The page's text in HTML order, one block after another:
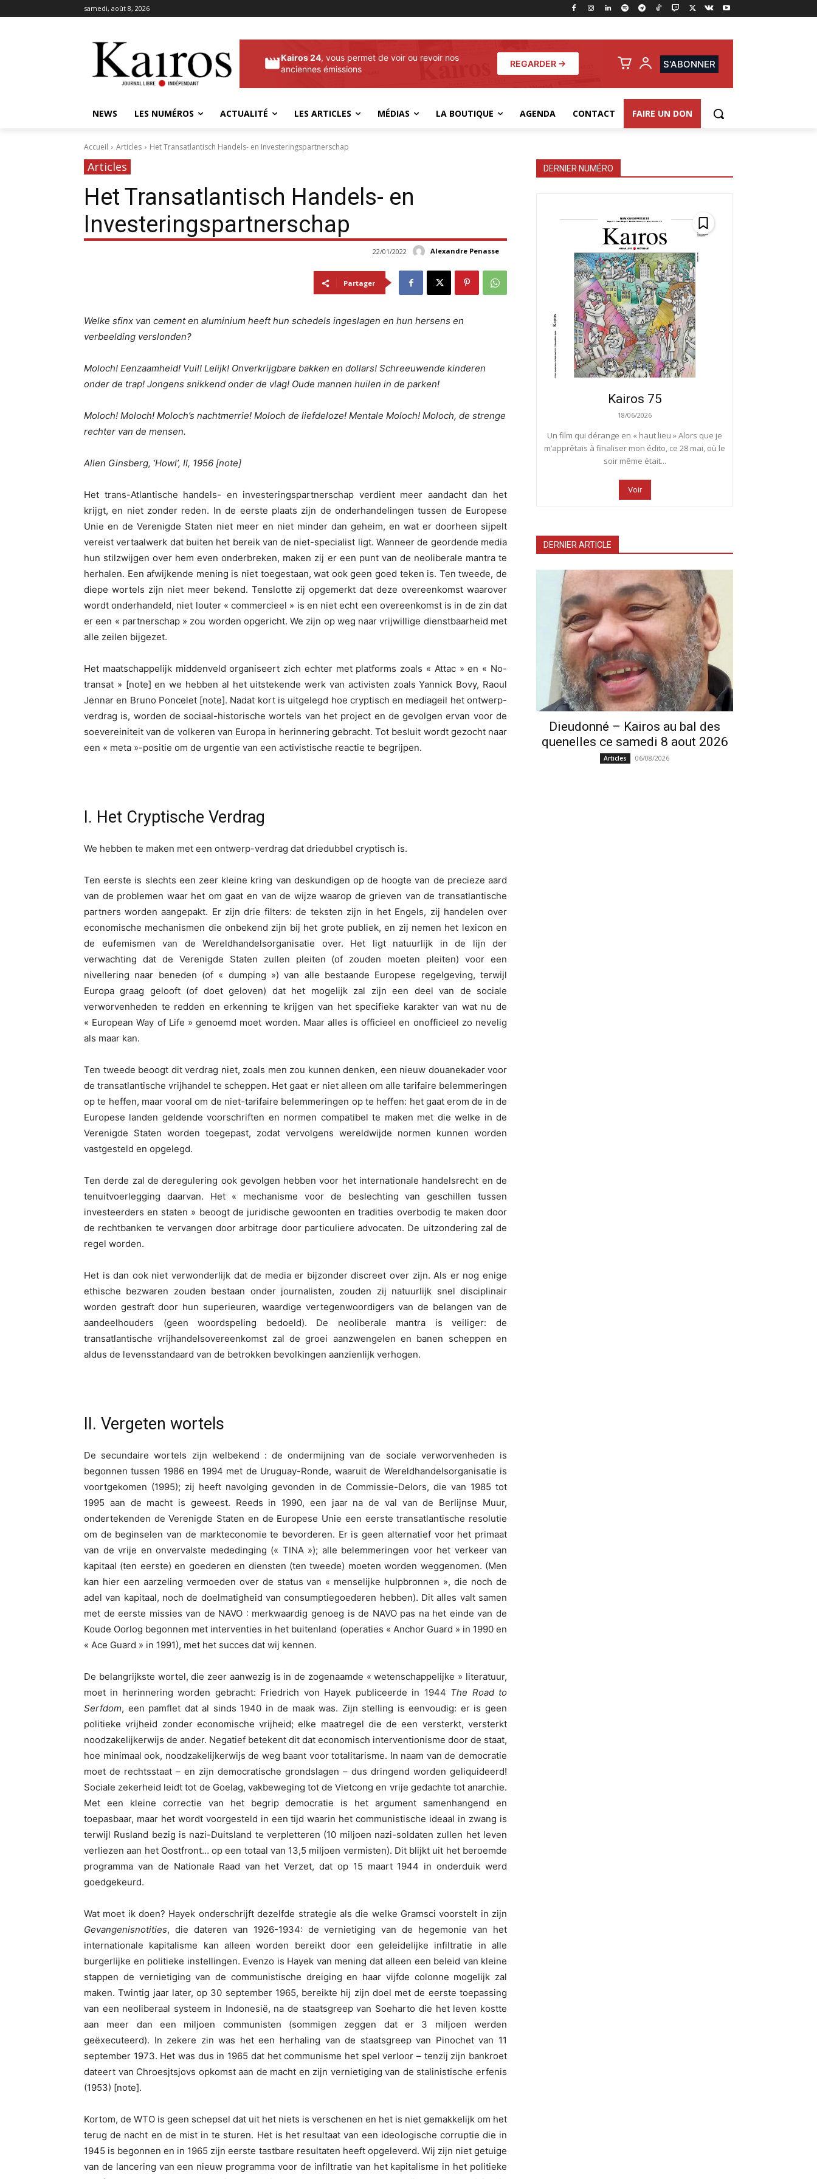
samedi, août 8, 2026
Kairos 24, vous permet de voir ou revoir nos
anciennes émissions
REGARDER → S'ABONNER
NEWS LES NUMÉROS ACTUALITÉ LES ARTICLES MÉDIAS LA BOUTIQUE AGENDA CONTACT FAIRE UN DON
Accueil Articles Het Transatlantisch Handels- en Investeringspartnerschap
Articles
Het Transatlantisch Handels- en
Investeringspartnerschap
Alexandre Penasse
22/01/2022
Partager
Welke sfinx van cement en aluminium heeft hun schedels ingeslagen en hun hersens en
verbeelding verslonden?
Moloch! Eenzaamheid! Vuil! Lelijk! Onverkrijgbare bakken en dollars! Schreeuwende kinderen
onder de trap! Jongens snikkend onder de vlag! Oude mannen huilen in de parken!
Moloch! Moloch! Moloch’s nachtmerrie! Moloch de liefdeloze! Mentale Moloch! Moloch, de strenge
rechter van de mensen.
Allen Ginsberg, ‘Howl’, II, 1956 [note]
Het trans-Atlantische handels- en investeringspartnerschap verdient meer aandacht dan het
krijgt, en niet zonder reden. In de eerste plaats zijn de onderhandelingen tussen de Europese
Unie en de Verenigde Staten niet meer en niet minder dan geheim, en wat er doorheen sijpelt
vereist vertaalwerk dat buiten het bereik van de niet-specialist ligt. Wanneer de geordende media
hun stilzwijgen over hem even onderbreken, maken zij er een punt van de neoliberale mantra te
herhalen. Een afwijkende mening is niet toegestaan, wat ook geen goed teken is. Ten tweede, de
diepe wortels zijn niet meer bekend. Tenslotte zij opgemerkt dat deze overeenkomst waarover
wordt onderhandeld, niet louter « commercieel » is en niet echt een overeenkomst is in de zin dat
er een « partnerschap » zou worden opgericht. We zijn op weg naar vrijwillige dienstbaarheid met
alle zeilen bijgezet.
Het maatschappelijk middenveld organiseert zich echter met platforms zoals « Attac » en « No-
transat » [note] en we hebben al het uitstekende werk van activisten zoals Yannick Bovy, Raoul
Jennar en Bruno Poncelet [note]. Nadat kort is uitgelegd hoe cryptisch en mediageil het ontwerp-
verdrag is, worden de sociaal-historische wortels van het project en de gevolgen ervan voor de
soevereiniteit van de volkeren van Europa in herinnering gebracht. Tot besluit wordt gezocht naar
een « meta »-positie om de urgentie van een activistische reactie te begrijpen.
I. Het Cryptische Verdrag
We hebben te maken met een ontwerp-verdrag dat driedubbel cryptisch is.
Ten eerste is slechts een zeer kleine kring van deskundigen op de hoogte van de precieze aard
van de problemen waar het om gaat en van de wijze waarop de grieven van de transatlantische
partners worden aangepakt. Er zijn drie filters: de teksten zijn in het Engels, zij handelen over
economische mechanismen die onbekend zijn bij het grote publiek, en zij nemen het lexicon en
de eufemismen van de Wereldhandelsorganisatie over. Het ligt natuurlijk in de lijn der
verwachting dat de Verenigde Staten zullen pleiten (of zouden moeten pleiten) voor een
nivellering naar beneden (of « dumping ») van alle bestaande Europese regelgeving, terwijl
Europa graag gelooft (of doet geloven) dat het mogelijk zal zijn een deel van de sociale
verworvenheden te redden en erkenning te krijgen van het specifieke karakter van wat nu de
« European Way of Life » genoemd moet worden. Maar alles is officieel en onofficieel zo nevelig
als maar kan.
Ten tweede beoogt dit verdrag niet, zoals men zou kunnen denken, een nieuw douanekader voor
de transatlantische vrijhandel te scheppen. Het gaat er niet alleen om alle tarifaire belemmeringen
op te heffen, maar vooral om de niet-tarifaire belemmeringen op te heffen: het gaat erom de in de
Europese landen geldende voorschriften en normen compatibel te maken met die welke in de
Verenigde Staten worden toegepast, zodat vervolgens wereldwijde normen kunnen worden
vastgesteld en opgelegd.
Ten derde zal de deregulering ook gevolgen hebben voor het internationale handelsrecht en de
tenuitvoerlegging daarvan. Het « mechanisme voor de beslechting van geschillen tussen
investeerders en staten » beoogt de juridische gewoonten en tradities overbodig te maken door
de rechtbanken te vervangen door arbitrage door particuliere advocaten. De uitzondering zal de
regel worden.
Het is dan ook niet verwonderlijk dat de media er bijzonder discreet over zijn. Als er nog enige
ethische bezwaren zouden bestaan onder journalisten, zouden zij natuurlijk snel disciplinair
worden gestraft door hun superieuren, waardige vertegenwoordigers van de belangen van de
aandeelhouders (geen woordspeling bedoeld). De neoliberale mantra is veiliger: de
transatlantische vrijhandelsovereenkomst zal de groei aanzwengelen en banen scheppen en
aldus de levensstandaard van de betrokken bevolkingen aanzienlijk verhogen.
II. Vergeten wortels
De secundaire wortels zijn welbekend : de ondermijning van de sociale verworvenheden is
begonnen tussen 1986 en 1994 met de Uruguay-Ronde, waaruit de Wereldhandelsorganisatie is
voortgekomen (1995); zij heeft navolging gevonden in de Commissie-Delors, die van 1985 tot
1995 aan de macht is geweest. Reeds in 1990, een jaar na de val van de Berlijnse Muur,
ondertekenden de Verenigde Staten en de Europese Unie een eerste transatlantische resolutie
om de beginselen van de markteconomie te bevorderen. Er is geen alternatief voor het primaat
van de vrije en onvervalste mededinging (« TINA »); alle belemmeringen voor het verkeer van
kapitaal (ten eerste) en goederen en diensten (ten tweede) moeten worden weggenomen. (Men
kan hier een aarzeling vermoeden over de status van « menselijke hulpbronnen », die noch de
adel van kapitaal, noch de doelmatigheid van consumptiegoederen hebben). Dit alles valt samen
met de eerste missies van de NAVO : merkwaardig genoeg is de NAVO pas na het einde van de
Koude Oorlog begonnen met interventies in het buitenland (operaties « Anchor Guard » in 1990 en
« Ace Guard » in 1991), met het succes dat wij kennen.
De belangrijkste wortel, die zeer aanwezig is in de zogenaamde « wetenschappelijke » literatuur,
moet in herinnering worden gebracht: Friedrich von Hayek publiceerde in 1944 The Road to
Serfdom, een pamflet dat al sinds 1940 in de maak was. Zijn stelling is eenvoudig: er is geen
politieke vrijheid zonder economische vrijheid; elke maatregel die de een versterkt, versterkt
noodzakelijkerwijs de ander. Negatief betekent dit dat economisch interventionisme door de staat,
hoe minimaal ook, noodzakelijkerwijs de weg baant voor totalitarisme. In naam van de democratie
moet de rechtsstaat – en zijn democratische grondslagen – dus dringend worden geliquideerd!
Sociale zekerheid leidt tot de Goelag, vakbeweging tot de Vietcong en vrije gedachte tot anarchie.
Met een kleine correctie van het begrip democratie is het argument samenhangend en
toepasbaar, maar het wordt voorgesteld in een tijd waarin het communistische ideaal in zwang is
terwijl Rusland bezig is nazi-Duitsland te verpletteren (10 miljoen nazi-soldaten zullen het leven
verliezen aan het Oostfront… op een totaal van 13,5 miljoen vermisten). Dit blijkt uit het beroemde
programma van de Nationale Raad van het Verzet, dat op 15 maart 1944 in onderduik werd
goedgekeurd.
Wat moet ik doen? Hayek onderschrijft dezelfde strategie als die welke Gramsci voorstelt in zijn
Gevangenisnotities, die dateren van 1926-1934: de vernietiging van de hegemonie van het
internationale kapitalisme kan alleen worden bereikt door een geleidelijke infiltratie in alle
burgerlijke en politieke instellingen. Evenzo is Hayek van mening dat alleen een beleid van kleine
stappen de vernietiging van de communistische dreiging en haar vijfde colonne mogelijk zal
maken. Twintig jaar later, op 30 september 1965, bereikte hij zijn doel met de eerste toepassing
van een neoliberaal systeem in Indonesië, na de staatsgreep van Soeharto die het leven kostte
aan meer dan een miljoen communisten (sommigen zeggen dat er 3 miljoen werden
geëxecuteerd). In zekere zin was het een herhaling van de staatsgreep van Pinochet van 11
september 1973. Het was dus in 1965 dat het communisme het spel verloor – tenzij zijn bankroet
dateert van Chroesjtsjovs opkomst aan de macht en zijn vernietiging van de stalinistische erfenis
(1953) [note].
Kortom, de WTO is geen schepsel dat uit het niets is verschenen en het is niet gemakkelijk om het
terug de nacht en de mist in te sturen. Het is het resultaat van een ideologische corruptie die in
1945 is begonnen en in 1965 zijn eerste tastbare resultaten heeft opgeleverd. Wij zijn niet getuige
van de lancering van een nieuw programma voor de infiltratie van het kapitalisme in het politieke
DERNIER NUMÉRO
Kairos 75
18/06/2026
Un film qui dérange en « haut lieu » Alors que je
m’apprêtais à finaliser mon édito, ce 28 mai, où le
soir même était...
Voir
DERNIER ARTICLE
Dieudonné – Kairos au bal des
quenelles ce samedi 8 aout 2026
Articles 06/08/2026